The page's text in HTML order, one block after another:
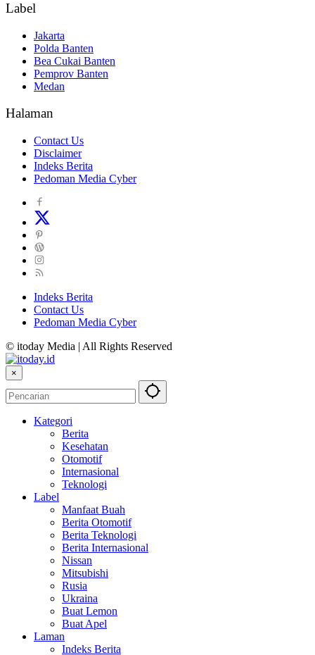
Label
Jakarta
Polda Banten
Bea Cukai Banten
Pemprov Banten
Medan
Halaman
Contact Us
Disclaimer
Indeks Berita
Pedoman Media Cyber
Indeks Berita
Contact Us
Pedoman Media Cyber
© itoday Media | All Rights Reserved
×
Kategori
Berita
Kesehatan
Otomotif
Internasional
Teknologi
Label
Manfaat Buah
Berita Otomotif
Berita Teknologi
Berita Internasional
Nissan
Mitsubishi
Rusia
Ukraina
Buat Lemon
Buat Apel
Laman
Indeks Berita